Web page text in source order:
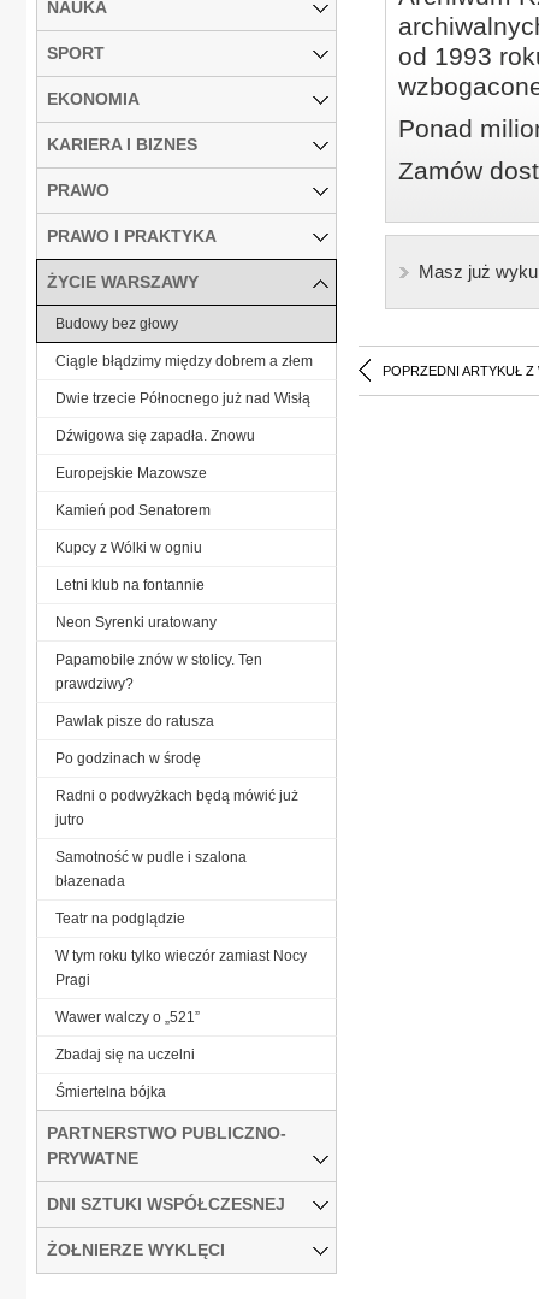
od 1993
Ponad
Zamów
Masz już
POPRZEDNI ARTYKUŁ Z
NAUKA
SPORT
EKONOMIA
KARIERA I BIZNES
PRAWO
PRAWO I PRAKTYKA
ŻYCIE WARSZAWY
Budowy bez głowy
Ciągle błądzimy między dobrem a złem
Dwie trzecie Północnego już nad Wisłą
Dźwigowa się zapadła. Znowu
Europejskie Mazowsze
Kamień pod Senatorem
Kupcy z Wólki w ogniu
Letni klub na fontannie
Neon Syrenki uratowany
Papamobile znów w stolicy. Ten
prawdziwy?
Pawlak pisze do ratusza
Po godzinach w środę
Radni o podwyżkach będą mówić już
jutro
Samotność w pudle i szalona
błazenada
Teatr na podglądzie
W tym roku tylko wieczór zamiast Nocy
Pragi
Wawer walczy o „521”
Zbadaj się na uczelni
Śmiertelna bójka
PARTNERSTWO PUBLICZNO-
PRYWATNE
DNI SZTUKI WSPÓŁCZESNEJ
ŻOŁNIERZE WYKLĘCI